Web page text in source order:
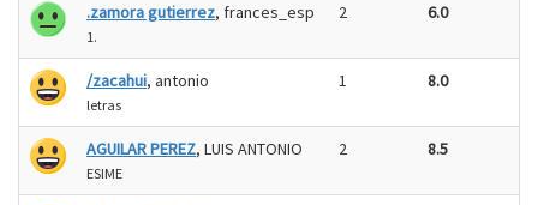
.zamora gutierrez, frances_esp
1.
2 6.0
/zacahui, antonio
letras
1 8.0
AGUILAR PEREZ, LUIS ANTONIO
ESIME
2 8.5